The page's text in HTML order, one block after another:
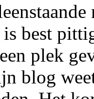
best
plek
blog